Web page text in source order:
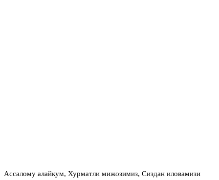
Ассалому алайкум, Хурматли мижозимиз, Сиздан иловамизи